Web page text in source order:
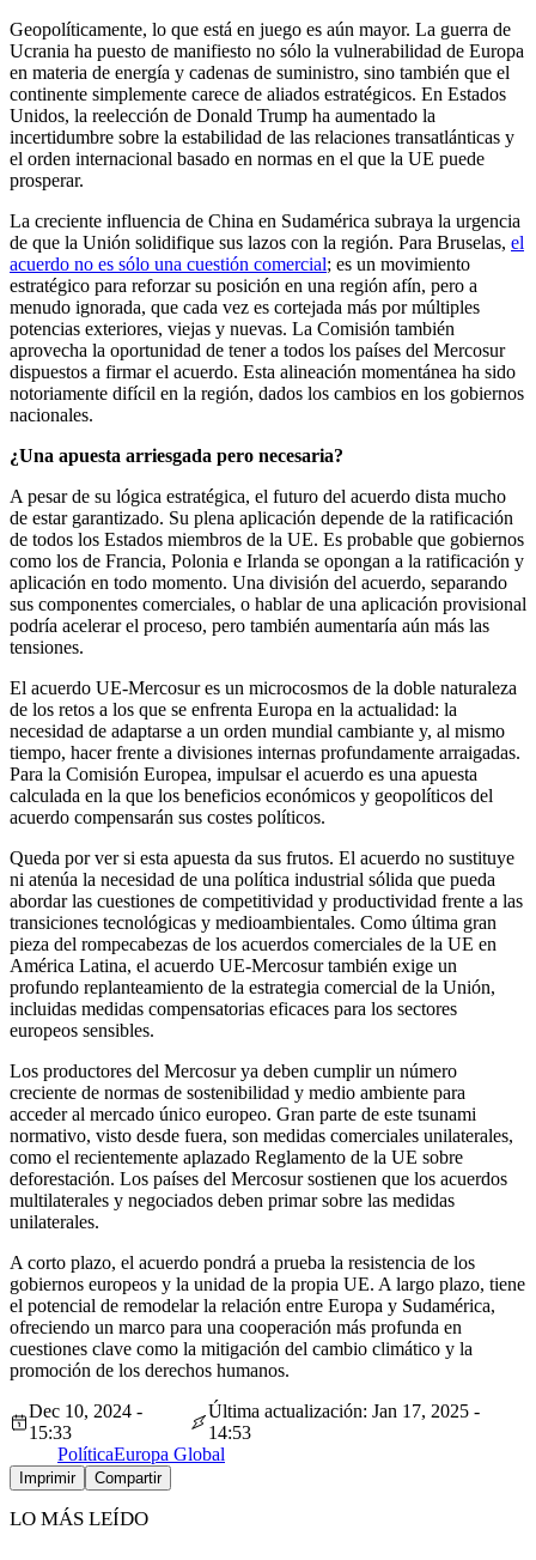
Geopolíticamente, lo que está en juego es aún mayor. La guerra de
Ucrania ha puesto de manifiesto no sólo la vulnerabilidad de Europa
en materia de energía y cadenas de suministro, sino también que el
continente simplemente carece de aliados estratégicos. En Estados
Unidos, la reelección de Donald Trump ha aumentado la
incertidumbre sobre la estabilidad de las relaciones transatlánticas y
el orden internacional basado en normas en el que la UE puede
prosperar.
La creciente influencia de China en Sudamérica subraya la urgencia
de que la Unión solidifique sus lazos con la región. Para Bruselas, el
acuerdo no es sólo una cuestión comercial; es un movimiento
estratégico para reforzar su posición en una región afín, pero a
menudo ignorada, que cada vez es cortejada más por múltiples
potencias exteriores, viejas y nuevas. La Comisión también
aprovecha la oportunidad de tener a todos los países del Mercosur
dispuestos a firmar el acuerdo. Esta alineación momentánea ha sido
notoriamente difícil en la región, dados los cambios en los gobiernos
nacionales.
¿Una apuesta arriesgada pero necesaria?
A pesar de su lógica estratégica, el futuro del acuerdo dista mucho
de estar garantizado. Su plena aplicación depende de la ratificación
de todos los Estados miembros de la UE. Es probable que gobiernos
como los de Francia, Polonia e Irlanda se opongan a la ratificación y
aplicación en todo momento. Una división del acuerdo, separando
sus componentes comerciales, o hablar de una aplicación provisional
podría acelerar el proceso, pero también aumentaría aún más las
tensiones.
El acuerdo UE-Mercosur es un microcosmos de la doble naturaleza
de los retos a los que se enfrenta Europa en la actualidad: la
necesidad de adaptarse a un orden mundial cambiante y, al mismo
tiempo, hacer frente a divisiones internas profundamente arraigadas.
Para la Comisión Europea, impulsar el acuerdo es una apuesta
calculada en la que los beneficios económicos y geopolíticos del
acuerdo compensarán sus costes políticos.
Queda por ver si esta apuesta da sus frutos. El acuerdo no sustituye
ni atenúa la necesidad de una política industrial sólida que pueda
abordar las cuestiones de competitividad y productividad frente a las
transiciones tecnológicas y medioambientales. Como última gran
pieza del rompecabezas de los acuerdos comerciales de la UE en
América Latina, el acuerdo UE-Mercosur también exige un
profundo replanteamiento de la estrategia comercial de la Unión,
incluidas medidas compensatorias eficaces para los sectores
europeos sensibles.
Los productores del Mercosur ya deben cumplir un número
creciente de normas de sostenibilidad y medio ambiente para
acceder al mercado único europeo. Gran parte de este tsunami
normativo, visto desde fuera, son medidas comerciales unilaterales,
como el recientemente aplazado Reglamento de la UE sobre
deforestación. Los países del Mercosur sostienen que los acuerdos
multilaterales y negociados deben primar sobre las medidas
unilaterales.
A corto plazo, el acuerdo pondrá a prueba la resistencia de los
gobiernos europeos y la unidad de la propia UE. A largo plazo, tiene
el potencial de remodelar la relación entre Europa y Sudamérica,
ofreciendo un marco para una cooperación más profunda en
cuestiones clave como la mitigación del cambio climático y la
promoción de los derechos humanos.
Dec 10, 2024 -
15:33
Última actualización: Jan 17, 2025 -
14:53
PolíticaEuropa Global
Imprimir Compartir
LO MÁS LEÍDO